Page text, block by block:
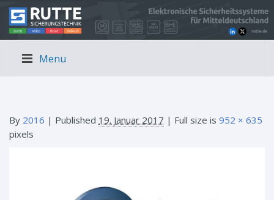
Menu
By 2016 | Published 19. Januar 2017 | Full size is 952 × 635
pixels